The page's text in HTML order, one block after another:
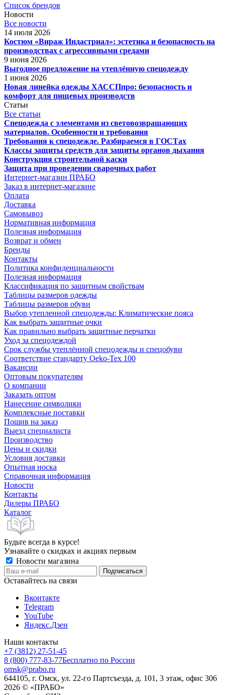
Список брендов
Новости
Все новости
14 июля 2026
Костюм «Вираж Индастриал»: эстетика и безопасность на
производствах с агрессивными средами
9 июня 2026
Выгодное предложение на утеплённую спецодежду
1 июня 2026
Новая линейка одежды ХАССПпро: безопасность и
комфорт для пищевых производств
Статьи
Все статьи
Спецодежда с элементами из световозвращающих
материалов. Особенности и требования
Требования к спецодежде. Разбираемся в ГОСТах
Классы защиты средств для защиты органов дыхания
Конструкция строительной каски
Защита при проведении сварочных работ
Интернет-магазин ПРАБО
Заказ в интернет-магазине
Оплата
Доставка
Самовывоз
Нормативная информация
Полезная информация
Возврат и обмен
Бренды
Контакты
Политика конфиденциальности
Полезная информация
Классификация по защитным свойствам
Таблицы размеров одежды
Таблицы размеров обуви
Выбор утепленной спецодежды: Климатические пояса
Как выбрать защитные очки
Как правильно выбрать защитные перчатки
Уход за спецодеждой
Срок службы утеплённой спецодежды и спецобуви
Соответствие стандарту Oeko-Tex 100
Вакансии
Оптовым покупателям
О компании
Заказать оптом
Нанесение символики
Комплексные поставки
Пошив на заказ
Выезд специалиста
Производство
Цены и скидки
Условия доставки
Опытная носка
Справочная информация
Новости
Контакты
Дилеры ПРАБО
Каталог
Будьте всегда в курсе!
Узнавайте о скидках и акциях первым
Новости магазина
Оставайтесь на связи
Вконтакте
Telegram
YouTube
Яндекс.Дзен
Наши контакты
+7 (3812) 27-51-45
8 (800) 777-83-77Бесплатно по России
omsk@prabo.ru
644105, г. Омск, ул. 22-го Партсъезда, д. 101, 3 этаж, офис 306
2026 © «ПРАБО»